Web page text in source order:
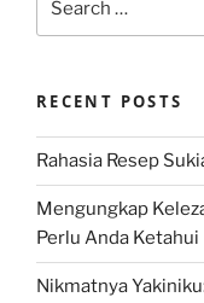
for:
RECENT POSTS
Rahasia Resep
Mengungkap
Perlu Anda Ketahui
Nikmatnya